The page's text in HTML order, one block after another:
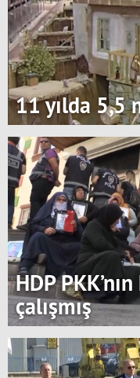
11 yılda 5,5
HDP
çalışmış